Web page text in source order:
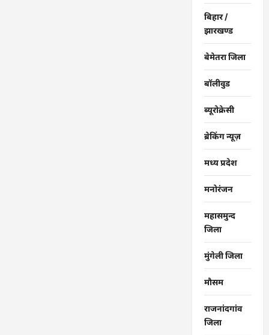
बिहार /
झारखण्ड
बेमेतरा जिला
बॉलीवुड
ब्यूरोक्रेसी
ब्रेकिंग न्यूज़
मध्य प्रदेश
मनोरंजन
महासमुन्द
जिला
मुंगेली जिला
मौसम
राजनांदगांव
जिला